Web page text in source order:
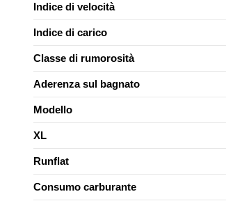
Indice di velocità
Indice di carico
Classe di rumorosità
Aderenza sul bagnato
Modello
XL
Runflat
Consumo carburante